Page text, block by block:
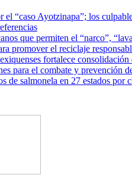
el “caso Ayotzinapa”; los
que permiten el “narco”,
promover el reciclaje
fortalece
para el combate y prevención
de salmonela en 27 estados por